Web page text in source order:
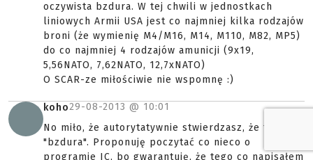
oczywista bzdura. W tej chwili w jednostkach
liniowych Armii USA jest co najmniej kilka rodzajów
broni (że wymienię M4/M16, M14, M110, M82, MP5)
do co najmniej 4 rodzajów amunicji (9x19,
5,56NATO, 7,62NATO, 12,7xNATO)
O SCAR-ze miłościwie nie wspomnę :)
koho29-08-2013 @ 10:01
No miło, że autorytatywnie stwierdzasz, że to
"bzdura". Proponuję poczytać co nieco o
programie IC, bo gwarantuję, że tego co napisałem